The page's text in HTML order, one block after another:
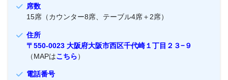
席数
15席（カウンター8席、テーブル4席＋2席）
住所
〒550-0023 大阪府大阪市西区千代崎１丁目２３−９
（MAPはこちら）
電話番号